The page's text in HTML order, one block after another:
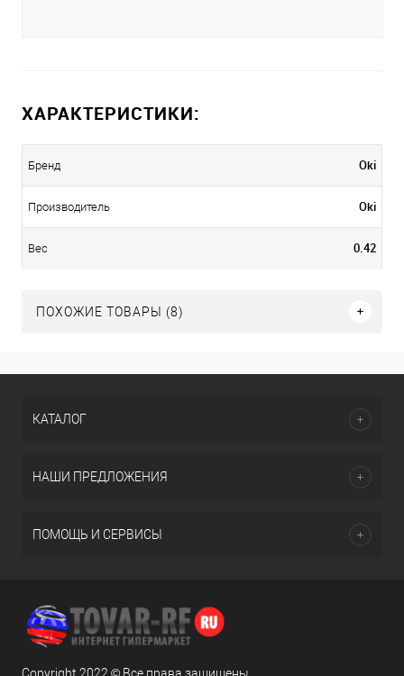
ХАРАКТЕРИСТИКИ:
Бренд Oki
Производитель Oki
Вес 0.42
ПОХОЖИЕ ТОВАРЫ (8)
КАТАЛОГ
НАШИ ПРЕДЛОЖЕНИЯ
ПОМОЩЬ И СЕРВИСЫ